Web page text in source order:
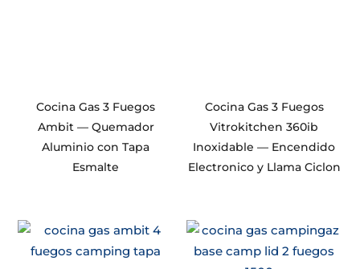
Cocina Gas 3 Fuegos
Ambit — Quemador
Aluminio con Tapa
Esmalte
Cocina Gas 3 Fuegos
Vitrokitchen 360ib
Inoxidable — Encendido
Electronico y Llama Ciclon